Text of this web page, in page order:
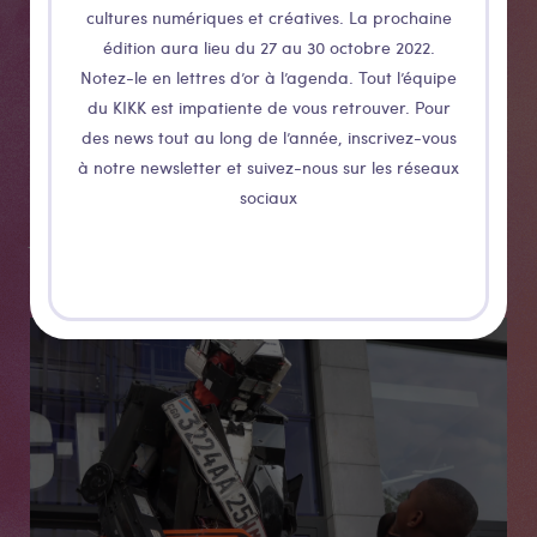
cultures numériques et créatives. La prochaine
édition aura lieu du 27 au 30 octobre 2022.
Notez-le en lettres d’or à l’agenda. Tout l’équipe
du KIKK est impatiente de vous retrouver. Pour
des news tout au long de l’année, inscrivez-vous
à notre newsletter et suivez-nous sur les réseaux
sociaux
robot Lumumba à Kinshasa...
Cet artiste est exposé dans le cadre du partenariat
AFRIKIKK entre la Belgique et le Sénégal (avec le KIKK
Festival - Kër Thiossane & la commissaire d'exposition
Delphine Buysse) grâce au soutien de Wallonie-
Bruxelles International - Bureau International de la
Médias